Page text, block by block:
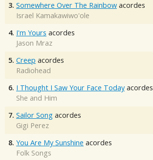
3. Somewhere Over The Rainbow acordes
Israel Kamakawiwo'ole
4. I'm Yours acordes
Jason Mraz
5. Creep acordes
Radiohead
6. I Thought I Saw Your Face Today acordes
She and Him
7. Sailor Song acordes
Gigi Perez
8. You Are My Sunshine acordes
Folk Songs